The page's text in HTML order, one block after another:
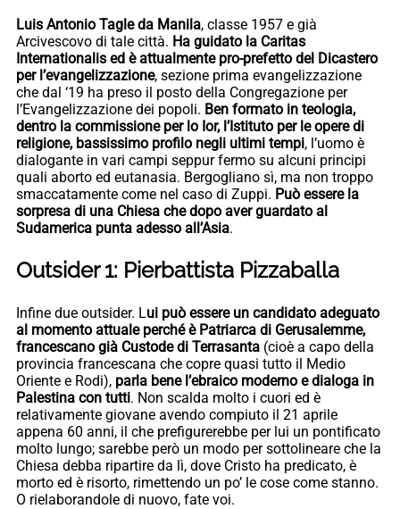
Luis Antonio Tagle da Manila, classe 1957 e già
Arcivescovo di tale città. Ha guidato la Caritas
Internationalis ed è attualmente pro-prefetto del Dicastero
per l’evangelizzazione, sezione prima evangelizzazione
che dal ‘19 ha preso il posto della Congregazione per
l’Evangelizzazione dei popoli. Ben formato in teologia,
dentro la commissione per lo Ior, l’Istituto per le opere di
religione, bassissimo profilo negli ultimi tempi, l’uomo è
dialogante in vari campi seppur fermo su alcuni principi
quali aborto ed eutanasia. Bergogliano sì, ma non troppo
smaccatamente come nel caso di Zuppi. Può essere la
sorpresa di una Chiesa che dopo aver guardato al
Sudamerica punta adesso all’Asia.
Outsider 1: Pierbattista Pizzaballa
Infine due outsider. Lui può essere un candidato adeguato
al momento attuale perché è Patriarca di Gerusalemme,
francescano già Custode di Terrasanta (cioè a capo della
provincia francescana che copre quasi tutto il Medio
Oriente e Rodi), parla bene l’ebraico moderno e dialoga in
Palestina con tutti. Non scalda molto i cuori ed è
relativamente giovane avendo compiuto il 21 aprile
appena 60 anni, il che prefigurerebbe per lui un pontificato
molto lungo; sarebbe però un modo per sottolineare che la
Chiesa debba ripartire da lì, dove Cristo ha predicato, è
morto ed è risorto, rimettendo un po’ le cose come stanno.
O rielaborandole di nuovo, fate voi.